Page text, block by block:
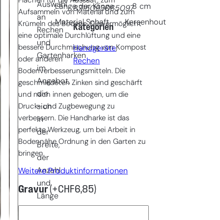
Aufsammeln von Material und zum
Krümeln des Bodens. Dies ermöglicht
eine optimale Durchlüftung und eine
bessere Durchmischung von Kompost
oder anderen
Bodenverbesserungsmitteln. Die
geschmiedeten Zinken sind geschärft
und nach innen gebogen, um die
Druck- und Zugbewegung zu
verbessern. Die Handharke ist das
perfekte Werkzeug, um bei Arbeit in
Bodennähe Ordnung in den Garten zu
bringen.
Weitere Produktinformationen
Gravur(+CHF6,85)
Auswahl
an
Rechen
und
Gartenharken
im
Angebot,
die
sich
in
der
Breite,
der
Anzahl
und
Länge
Länge der Klinge 8 cm
Material Schaft Kersenhout
8715093065097
Kategorien
Handgeräte,
Rechen